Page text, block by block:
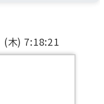
(木) 7:18:22